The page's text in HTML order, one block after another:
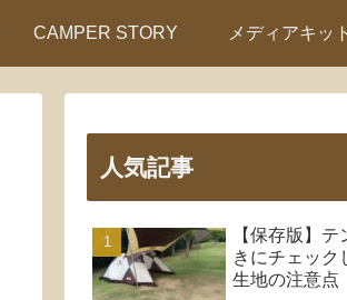
CAMPER STORY メディアキット
人気記事
【保存版】
きにチェック
生地の注意点